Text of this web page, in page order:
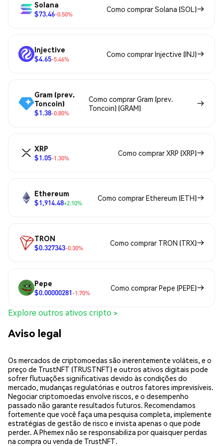
Solana
$73.46-0.50%
Como comprar Solana (SOL)
Injective
$4.65-5.46%
Como comprar Injective (INJ)
Gram (prev.
Toncoin)
$1.38-0.80%
Como comprar Gram (prev.
Toncoin) (GRAM)
XRP
$1.05-1.30%
Como comprar XRP (XRP)
Ethereum
$1,914.48+2.10%
Como comprar Ethereum (ETH)
TRON
$0.327343-0.30%
Como comprar TRON (TRX)
Pepe
$0.00000281-1.70%
Como comprar Pepe (PEPE)
Explore outros ativos cripto >
Aviso legal
Os mercados de criptomoedas são inerentemente voláteis, e o
preço de TrustNFT (TRUSTNFT) e outros ativos digitais pode
sofrer flutuações significativas devido às condições do
mercado, mudanças regulatórias e outros fatores imprevisíveis.
Negociar criptomoedas envolve riscos, e o desempenho
passado não garante resultados futuros. Recomendamos
fortemente que você faça uma pesquisa completa, implemente
estratégias de gestão de risco e invista apenas o que pode
perder. A Phemex não se responsabiliza por quaisquer perdas
na compra ou venda de TrustNFT.